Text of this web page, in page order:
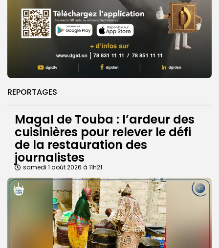
REPORTAGES
Magal de Touba : l’ardeur des
cuisinières pour relever le défi
de la restauration des
journalistes
samedi 1 août 2026 à 11h21